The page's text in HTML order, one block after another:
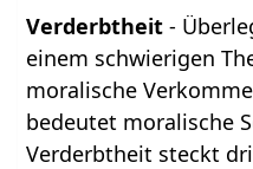
Verderbtheit -
einem schwierigen
moralische
bedeutet moralische
Verderbtheit steckt